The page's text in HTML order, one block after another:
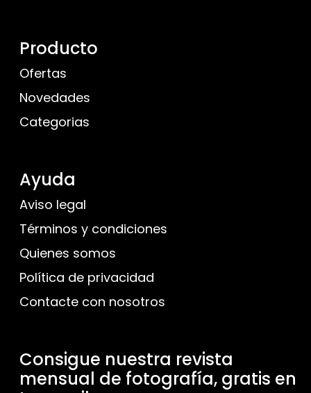
Producto
Ofertas
Novedades
Categorias
Ayuda
Aviso legal
Términos y condiciones
Quienes somos
Política de privacidad
Contacte con nosotros
Consigue nuestra revista
mensual de fotografía, gratis en